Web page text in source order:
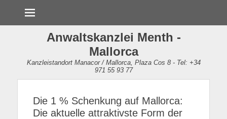
Anwaltskanzlei Menth -
Mallorca
Kanzleistandort Manacor / Mallorca, Plaza Cos 8 - Tel: +34
971 55 93 77
Die 1 % Schenkung auf Mallorca:
Die aktuelle attraktivste Form der